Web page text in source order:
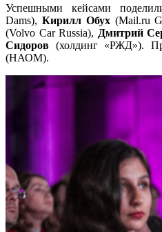
Успешными кейсами
Dams), Кирилл Обух(Mail.ru
(Volvo Car Russia), Дмитрий
Сидоров (холдинг «РЖД»).
(НАОМ).